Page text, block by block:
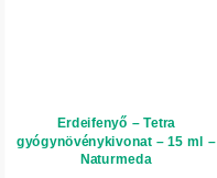
Erdeifenyő – Tetra
gyógynövénykivonat – 15 ml –
Naturmeda